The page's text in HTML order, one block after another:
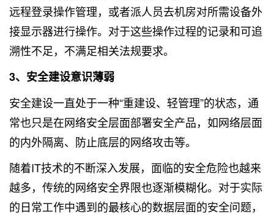
远程登录操作管理，或者派人员去机房对所需设备外
接显示器进行操作。对于这些操作过程的记录和可追
溯性不足，不满足相关法规要求。
3、安全建设意识薄弱
安全建设一直处于一种“重建设、轻管理”的状态，通
常也只是在网络安全层面部署安全产品，如网络层面
的内外隔离、防止底层的网络攻击等。
随着IT技术的不断深入发展，面临的安全危险也越来
越多，传统的网络安全界限也逐渐模糊化。对于实际
的日常工作中遇到的最核心的数据层面的安全问题，